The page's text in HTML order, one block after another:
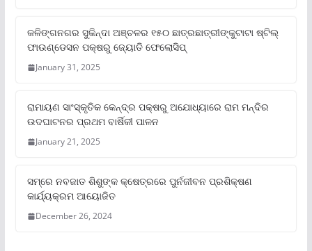
କଳିଙ୍ଗନଗର ସୁକିନ୍ଦା ଅଞ୍ଚଳର ୧୫୦ ଛାତ୍ରଛାତ୍ରୀଙ୍କୁଟାଟା ଷ୍ଟିଲ୍
ଫାଉଣ୍ଡେସନ ପକ୍ଷରୁ ଜ୍ୟୋତି ଫେଲୋସିପ୍‌
January 31, 2025
ରାମାୟଣ ସାଂସ୍କୃତିକ କେନ୍ଦ୍ର ପକ୍ଷରୁ ଅଯୋଧ୍ୟାରେ ରାମ ମନ୍ଦିର
ଉଦଘାଟନର ପ୍ରଥମ ବାର୍ଷିକୀ ପାଳନ
January 21, 2025
ସମ୍‌ରେ ନବଜାତ ଶିଶୁଙ୍କ କ୍ଷେତ୍ରରେ ପୁର୍ନଜୀବନ ପ୍ରଶିକ୍ଷଣ
କାର୍ଯ୍ୟକ୍ରମ ଆୟୋଜିତ
December 26, 2024